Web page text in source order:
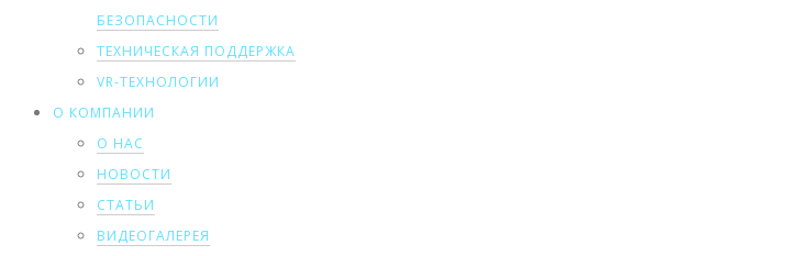
БЕЗОПАСНОСТИ
ТЕХНИЧЕСКАЯ ПОДДЕРЖКА
VR-ТЕХНОЛОГИИ
О КОМПАНИИ
О НАС
НОВОСТИ
СТАТЬИ
ВИДЕОГАЛЕРЕЯ